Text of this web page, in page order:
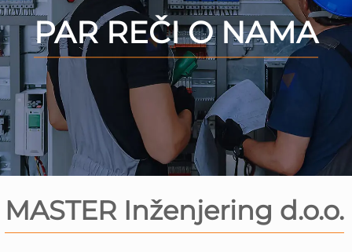
PAR REČI O NAMA
MASTER Inženjering d.o.o.